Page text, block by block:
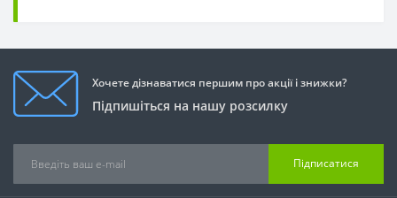
Хочете дізнаватися першим про акції і знижки?
Підпишіться на нашу розсилку
Підписатися